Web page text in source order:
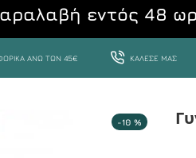
εντός 48
ΆΝΩ ΤΩΝ 45€ ΚΆΛΕΣΕ ΜΑΣ
-10 %